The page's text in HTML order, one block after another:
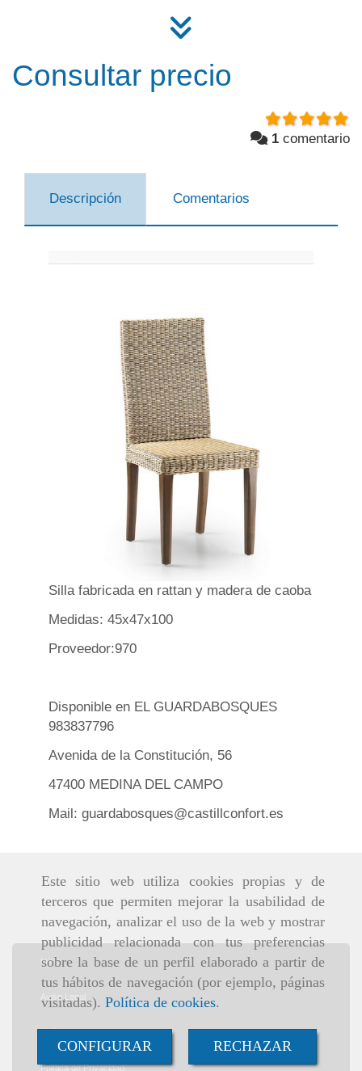
Este sitio web utiliza cookies propias y de
terceros que permiten mejorar la usabilidad de
navegación, analizar el uso de la web y mostrar
publicidad relacionada con tus preferencias
sobre la base de un perfil elaborado a partir de
tus hábitos de navegación (por ejemplo, páginas
visitadas). Política de cookies.
CONFIGURAR RECHAZAR
Consultar precio
1 comentario
Descripción Comentarios
Silla fabricada en rattan y madera de caoba
Medidas: 45x47x100
Proveedor:970
Disponible en EL GUARDABOSQUES
983837796
Avenida de la Constitución, 56
47400 MEDINA DEL CAMPO
Mail: guardabosques@castillconfort.es
Inicio
Aviso Legal
Política de cookies
Política de Privacidad